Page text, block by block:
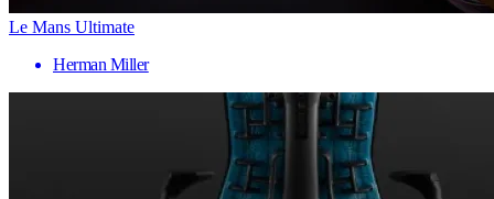
Le Mans Ultimate
Herman Miller